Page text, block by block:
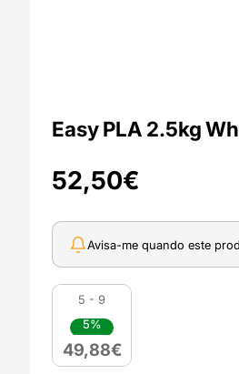
Easy PLA 2.5kg
52,50€
Avisa-me quando este
5 - 9
5%
49,88€